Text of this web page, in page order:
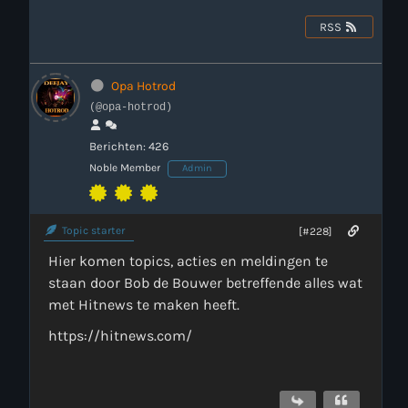
Verzoekjes
Contact
HotrodRadio – Contact
RSS
Opa Hotrod
(@opa-hotrod)
Berichten: 426
Noble Member Admin
Topic starter [#228]
Hier komen topics, acties en meldingen te
staan door Bob de Bouwer betreffende alles wat
met Hitnews te maken heeft.
https://hitnews.com/